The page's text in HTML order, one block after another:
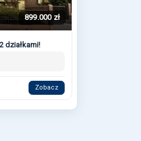
899.000 zł
działkami!
Zobacz